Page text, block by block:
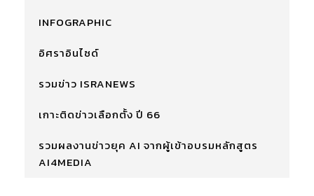
INFOGRAPHIC
อิศราอินไซด์
รวมข่าว ISRANEWS
เกาะติดข่าวเลือกตั้ง ปี 66
รวมผลงานข่าวยุค AI จากผู้เข้าอบรมหลักสูตร
AI4MEDIA